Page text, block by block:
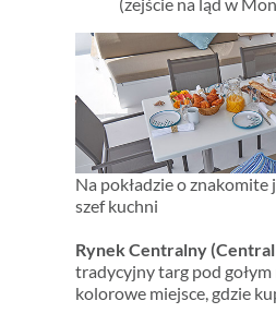
Na pokładzie o znakomite
szef kuchni
Rynek Centralny
tradycyjny targ pod gołym
kolorowe miejsce, gdzie